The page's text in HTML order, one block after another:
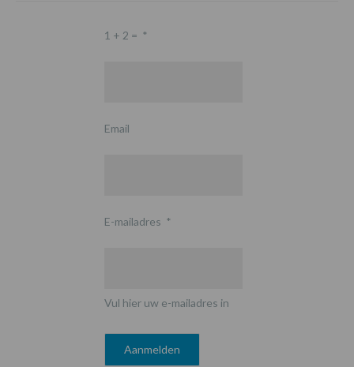
1 + 2 = *
Email
E-mailadres *
Vul hier uw e-mailadres in